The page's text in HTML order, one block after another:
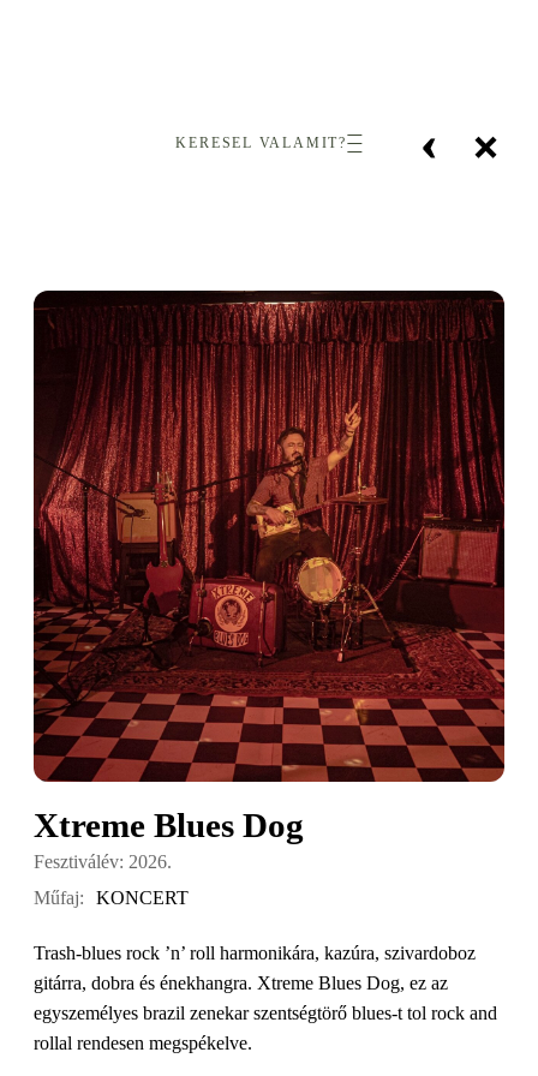
‹ ×
KERESEL VALAMIT?
Xtreme Blues Dog
Fesztiválév: 2026.
Műfaj:
KONCERT
Trash-blues rock ’n’ roll harmonikára, kazúra, szivardoboz
gitárra, dobra és énekhangra. Xtreme Blues Dog, ez az
egyszemélyes brazil zenekar szentségtörő blues-t tol rock and
rollal rendesen megspékelve.